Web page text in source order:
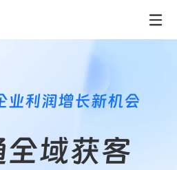
业利润增长新机会
域获客